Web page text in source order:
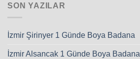
SON YAZILAR
İzmir Şirinyer 1 Günde Boya Badana
İzmir Alsancak 1 Günde Boya Badana